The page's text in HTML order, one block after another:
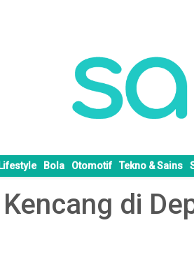
Lifestyle Bola Otomotif Tekno & Sains
di